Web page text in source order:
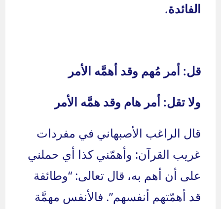
الفائدة.
قل: أمر مُهم وقد أهمَّه الأمر
ولا تقل: أمر هام وقد همَّه الأمر
قال الراغب الأصبهاني في مفردات
غريب القرآن: وأهمّني كذا أي حملني
على أن أهم به، قال تعالى: “وطائفة
قد أهمّتهم أنفسهم”. فالأنفس مهمَّة